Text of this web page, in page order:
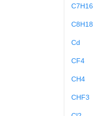
C7H16
C8H18
Cd
CF4
CH4
CHF3